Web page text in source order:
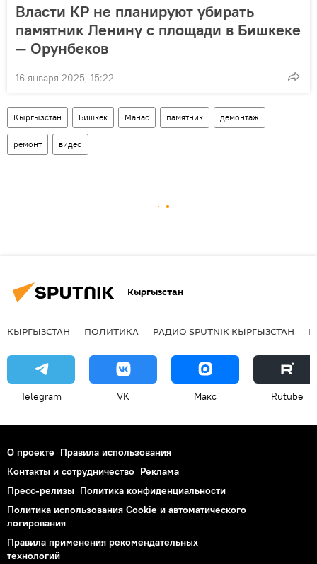
Власти КР не планируют убирать
памятник Ленину с площади в Бишкеке
— Орунбеков
16 января 2025, 15:22
Кыргызстан Бишкек Манас памятник демонтаж
ремонт видео
Кыргызстан
КЫРГЫЗСТАН ПОЛИТИКА РАДИО SPUTNIK КЫРГЫЗСТАН
Telegram VK Макс Rutube
О проекте Правила использования
Контакты и сотрудничество Реклама
Пресс-релизы Политика конфиденциальности
Политика использования Cookie и автоматического
логирования
Правила применения рекомендательных
технологий